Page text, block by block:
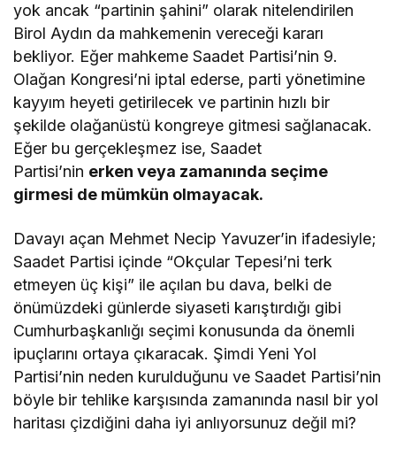
yok ancak “partinin şahini” olarak nitelendirilen
Birol Aydın da mahkemenin vereceği kararı
bekliyor. Eğer mahkeme Saadet Partisi’nin 9.
Olağan Kongresi’ni iptal ederse, parti yönetimine
kayyım heyeti getirilecek ve partinin hızlı bir
şekilde olağanüstü kongreye gitmesi sağlanacak.
Eğer bu gerçekleşmez ise, Saadet
Partisi’nin erken veya zamanında seçime
girmesi de mümkün olmayacak.
Davayı açan Mehmet Necip Yavuzer’in ifadesiyle;
Saadet Partisi içinde “Okçular Tepesi’ni terk
etmeyen üç kişi” ile açılan bu dava, belki de
önümüzdeki günlerde siyaseti karıştırdığı gibi
Cumhurbaşkanlığı seçimi konusunda da önemli
ipuçlarını ortaya çıkaracak. Şimdi Yeni Yol
Partisi’nin neden kurulduğunu ve Saadet Partisi’nin
böyle bir tehlike karşısında zamanında nasıl bir yol
haritası çizdiğini daha iyi anlıyorsunuz değil mi?